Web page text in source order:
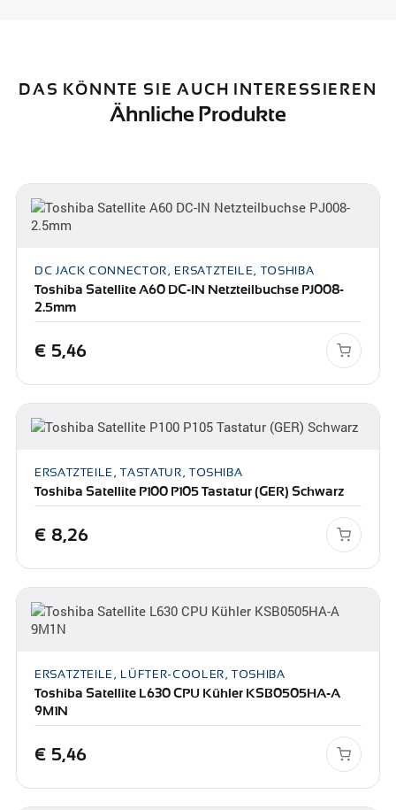
DAS KÖNNTE SIE AUCH INTERESSIEREN
Ähnliche Produkte
DC JACK CONNECTOR, ERSATZTEILE, TOSHIBA
Toshiba Satellite A60 DC-IN Netzteilbuchse PJ008-
2.5mm
€ 5,46
ERSATZTEILE, TASTATUR, TOSHIBA
Toshiba Satellite P100 P105 Tastatur (GER) Schwarz
€ 8,26
ERSATZTEILE, LÜFTER-COOLER, TOSHIBA
Toshiba Satellite L630 CPU Kühler KSB0505HA-A
9M1N
€ 5,46